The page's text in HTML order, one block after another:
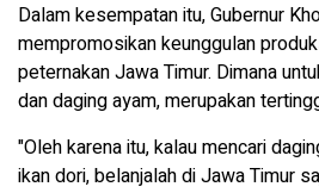
Dalam kesempatan itu, Gubernur
mempromosikan keunggulan
peternakan Jawa Timur. Dimana
dan daging ayam, merupakan
"Oleh karena itu, kalau mencari
ikan dori, belanjalah di Jawa Timur